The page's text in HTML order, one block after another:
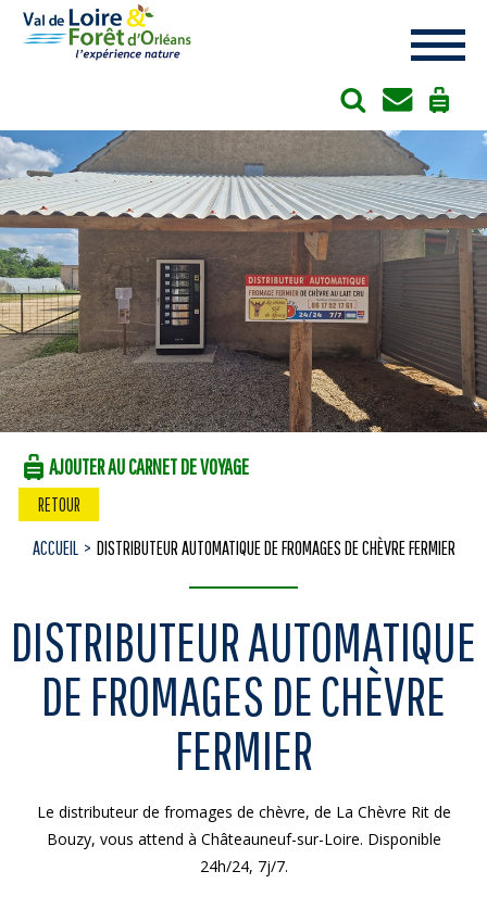
AJOUTER AU CARNET DE VOYAGE
RETOUR
ACCUEIL DISTRIBUTEUR AUTOMATIQUE DE FROMAGES DE CHÈVRE FERMIER
DISTRIBUTEUR AUTOMATIQUE
DE FROMAGES DE CHÈVRE
FERMIER
Le distributeur de fromages de chèvre, de La Chèvre Rit de
Bouzy, vous attend à Châteauneuf-sur-Loire. Disponible
24h/24, 7j/7.
Cookies management panel